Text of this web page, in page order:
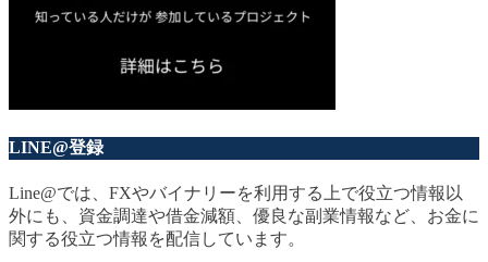
LINE@登録
Line@では、FXやバイナリーを利用する上で役立つ情報以
外にも、資金調達や借金減額、優良な副業情報など、お金に
関する役立つ情報を配信しています。